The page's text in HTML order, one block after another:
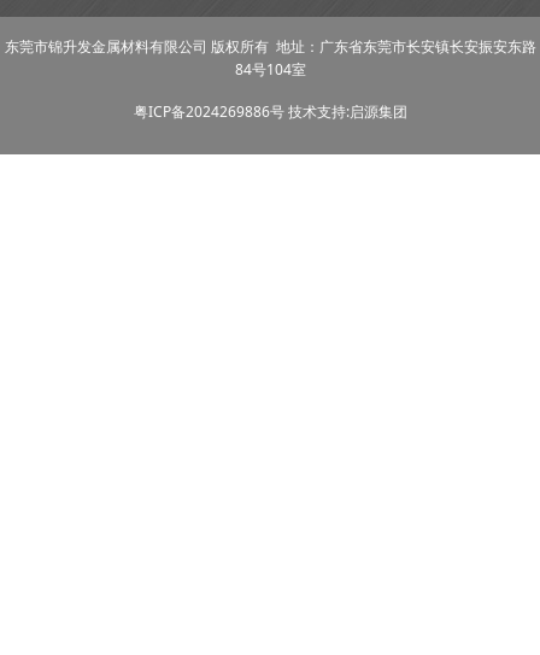
东莞市锦升发金属材料有限公司 版权所有 地址：广东省东莞市长安镇长安振安东路
84号104室
粤ICP备2024269886号技术支持:启源集团